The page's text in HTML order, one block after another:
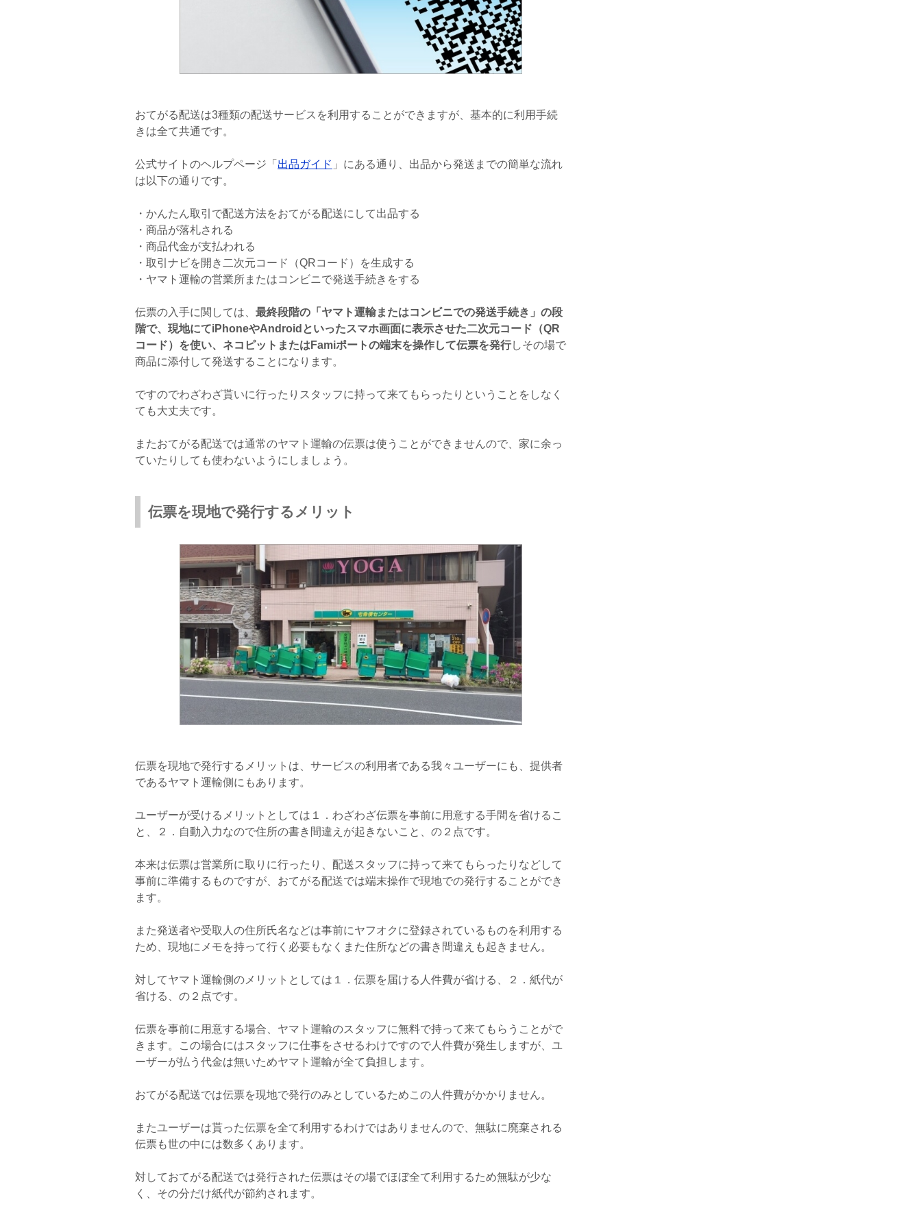
おてがる配送は3種類の配送サービスを利用することができますが、基本的に利用手続
きは全て共通です。
公式サイトのヘルプページ「 出品ガイド 」にある通り、出品から発送までの簡単な流れ
は以下の通りです。
・かんたん取引で配送方法をおてがる配送にして出品する
・商品が落札される
・商品代金が支払われる
・取引ナビを開き二次元コード（QRコード）を生成する
・ヤマト運輸の営業所またはコンビニで発送手続きをする
伝票の入手に関しては、 最終段階の「ヤマト運輸またはコンビニでの発送手続き」の段
階で、現地にてiPhoneやAndroidといったスマホ画面に表示させた二次元コード（QR
コード）を使い、ネコピットまたはFamiポートの端末を操作して伝票を発行しその場で
商品に添付して発送することになります。
ですのでわざわざ貰いに行ったりスタッフに持って来てもらったりということをしなく
ても大丈夫です。
またおてがる配送では通常のヤマト運輸の伝票は使うことができませんので、家に余っ
ていたりしても使わないようにしましょう。
伝票を現地で発行するメリット
伝票を現地で発行するメリットは、サービスの利用者である我々ユーザーにも、提供者
であるヤマト運輸側にもあります。
ユーザーが受けるメリットとしては１．わざわざ伝票を事前に用意する手間を省けるこ
と、２．自動入力なので住所の書き間違えが起きないこと、の２点です。
本来は伝票は営業所に取りに行ったり、配送スタッフに持って来てもらったりなどして
事前に準備するものですが、おてがる配送では端末操作で現地での発行することができ
ます。
また発送者や受取人の住所氏名などは事前にヤフオクに登録されているものを利用する
ため、現地にメモを持って行く必要もなくまた住所などの書き間違えも起きません。
対してヤマト運輸側のメリットとしては１．伝票を届ける人件費が省ける、２．紙代が
省ける、の２点です。
伝票を事前に用意する場合、ヤマト運輸のスタッフに無料で持って来てもらうことがで
きます。この場合にはスタッフに仕事をさせるわけですので人件費が発生しますが、ユ
ーザーが払う代金は無いためヤマト運輸が全て負担します。
おてがる配送では伝票を現地で発行のみとしているためこの人件費がかかりません。
またユーザーは貰った伝票を全て利用するわけではありませんので、無駄に廃棄される
伝票も世の中には数多くあります。
対しておてがる配送では発行された伝票はその場でほぼ全て利用するため無駄が少な
く、その分だけ紙代が節約されます。